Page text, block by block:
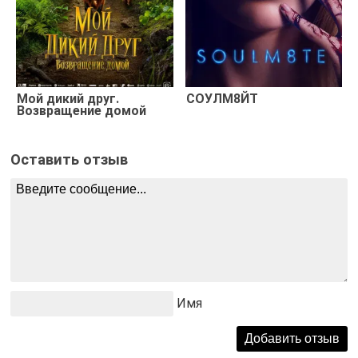
Мой дикий друг.
Возвращение домой
СОУЛМ8ЙТ
Оставить отзыв
Имя